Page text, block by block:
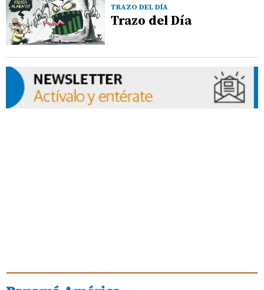
TRAZO DEL DÍA
Trazo del Día